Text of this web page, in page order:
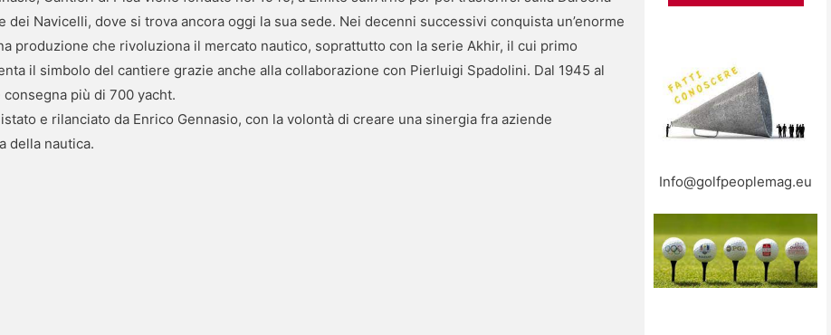
dei Navicelli, dove si trova ancora oggi la sua sede. Nei decenni successivi conquista un’enorme
produzione che rivoluziona il mercato nautico, soprattutto con la serie Akhir, il cui primo
il simbolo del cantiere grazie anche alla collaborazione con Pierluigi Spadolini. Dal 1945 al
più di 700 yacht.
e rilanciato da Enrico Gennasio, con la volontà di creare una sinergia fra aziende
della nautica.
Info@golfpeoplemag.eu